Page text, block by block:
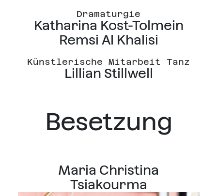
Dramaturgie
Katharina Kost-Tolmein
Remsi Al Khalisi
Künstlerische Mitarbeit Tanz
Lillian Stillwell
Besetzung
Maria Christina
Tsiakourma